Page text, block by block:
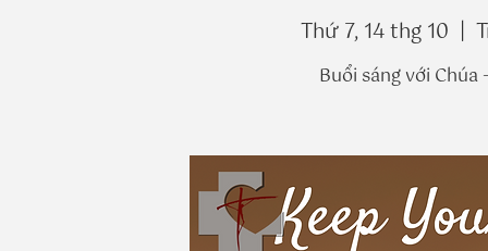
Thứ 7, 14 thg 10
  |
Buổi sáng với